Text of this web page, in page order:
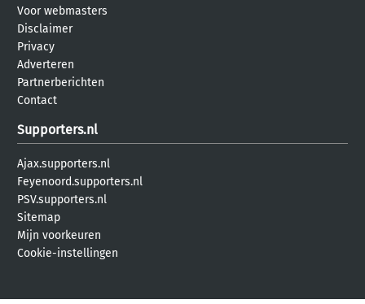
Voor webmasters
Disclaimer
Privacy
Adverteren
Partnerberichten
Contact
Supporters.nl
Ajax.supporters.nl
Feyenoord.supporters.nl
PSV.supporters.nl
Sitemap
Mijn voorkeuren
Cookie-instellingen